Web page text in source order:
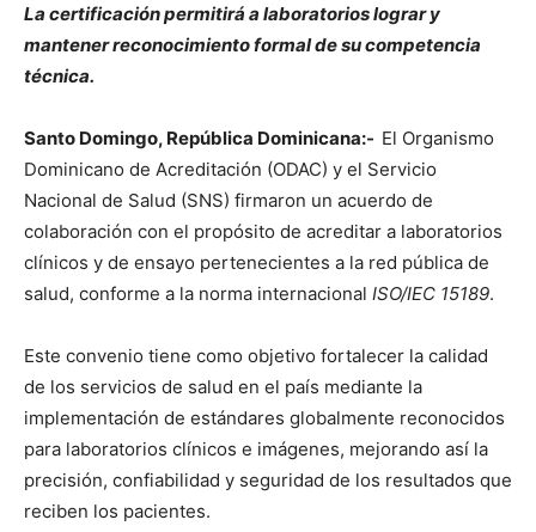
La certificación permitirá a laboratorios lograr y
mantener reconocimiento formal de su competencia
técnica.
Santo Domingo, República Dominicana:- El Organismo
Dominicano de Acreditación (ODAC) y el Servicio
Nacional de Salud (SNS) firmaron un acuerdo de
colaboración con el propósito de acreditar a laboratorios
clínicos y de ensayo pertenecientes a la red pública de
salud, conforme a la norma internacional ISO/IEC 15189.
Este convenio tiene como objetivo fortalecer la calidad
de los servicios de salud en el país mediante la
implementación de estándares globalmente reconocidos
para laboratorios clínicos e imágenes, mejorando así la
precisión, confiabilidad y seguridad de los resultados que
reciben los pacientes.